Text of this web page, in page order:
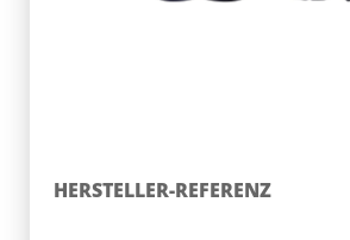
HERSTELLER-REFERENZ